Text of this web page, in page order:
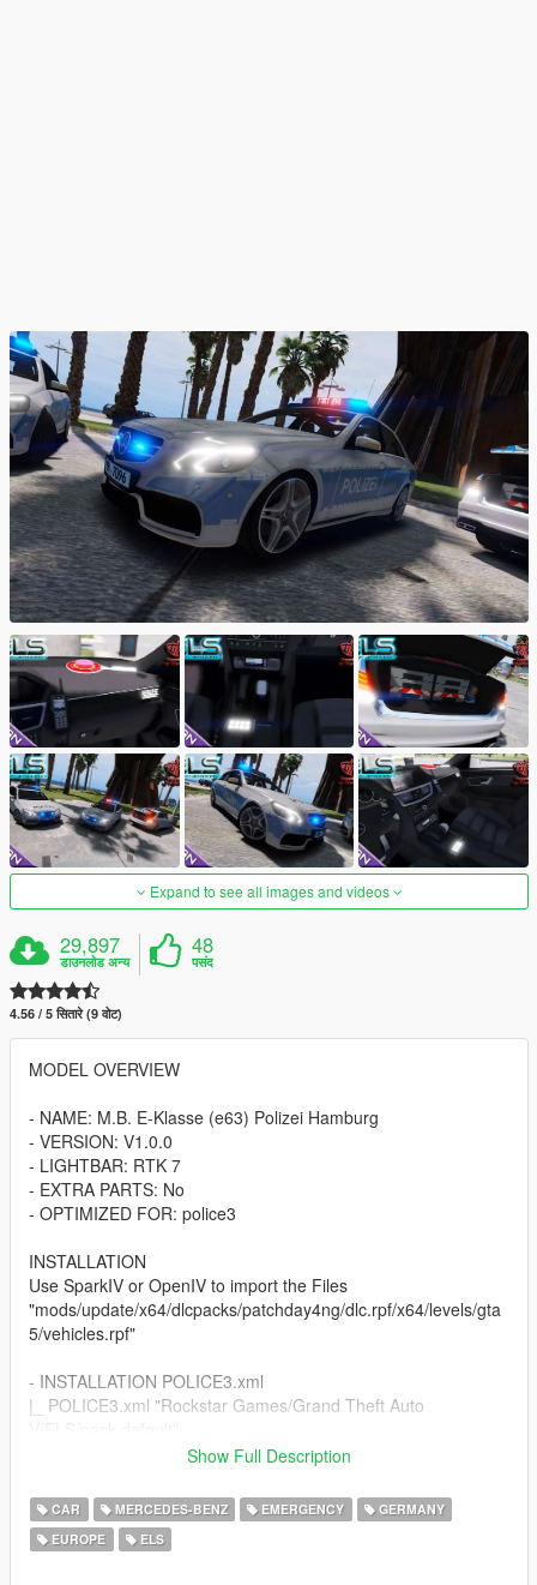
Expand to see all images and videos
29,897
डाउनलोड अन्य
48
पसंद
4.56 / 5 सितारे (9 वोट)
MODEL OVERVIEW
- NAME: M.B. E-Klasse (e63) Polizei Hamburg
- VERSION: V1.0.0
- LIGHTBAR: RTK 7
- EXTRA PARTS: No
- OPTIMIZED FOR: police3
INSTALLATION
Use SparkIV or OpenIV to import the Files
"mods/update/x64/dlcpacks/patchday4ng/dlc.rpf/x64/levels/gta
5/vehicles.rpf"
- INSTALLATION POLICE3.xml
|_ POLICE3.xml "Rockstar Games/Grand Theft Auto
- MODEL by: zQrba.
- RTK 7 by CJ24 Convert to V Jonas TopMods
- Working LED & Grill Lights Csyon TopMods
Show Full Description
CAR MERCEDES-BENZ EMERGENCY
GERMANY
EUROPE
ELS